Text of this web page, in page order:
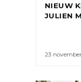
NIEUW
JULIEN
23